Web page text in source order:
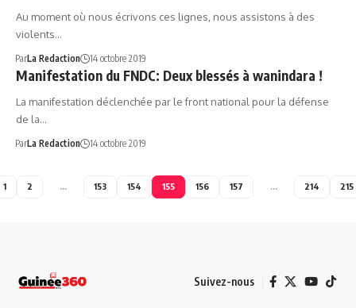
Au moment où nous écrivons ces lignes, nous assistons à des
violents…
ParLa Redaction 14 octobre 2019
Manifestation du FNDC: Deux blessés à wanindara !
La manifestation déclenchée par le front national pour la défense
de la…
ParLa Redaction 14 octobre 2019
1 2 … 153 154 155 156 157 … 214 215
Suivez-nous